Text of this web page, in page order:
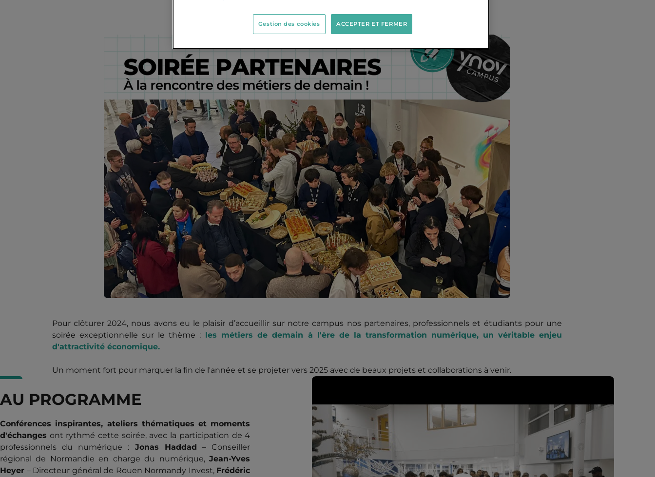
Pour clôturer 2024, nous avons eu le plaisir d’accueillir sur notre campus nos partenaires, professionnels et étudiants pour une
soirée exceptionnelle sur le thème : les métiers de demain à l'ère de la transformation numérique, un véritable enjeu
d'attractivité économique.
Un moment fort pour marquer la fin de l'année et se projeter vers 2025 avec de beaux projets et collaborations à venir.
AU PROGRAMME
Conférences inspirantes, ateliers thématiques et moments
d'échanges ont rythmé cette soirée, avec la participation de 4
professionnels du numérique : Jonas Haddad
– Conseiller
régional de Normandie en charge du numérique,Jean-Yves
Heyer – Directeur général de Rouen Normandy Invest, Frédéric
ACCEPTER ET FERMER
Gestion des cookies